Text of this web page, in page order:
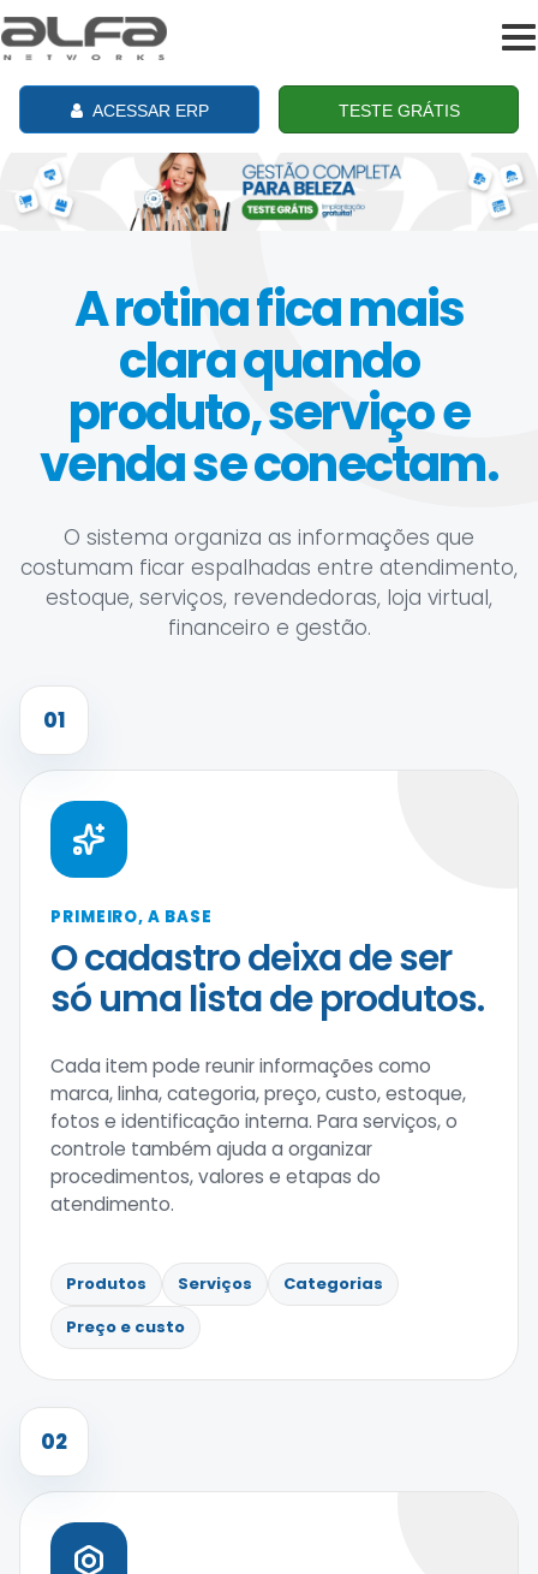
ACESSAR ERP TESTE GRÁTIS
A rotina fica mais
clara quando
produto, serviço e
venda se conectam.
O sistema organiza as informações que
costumam ficar espalhadas entre atendimento,
estoque, serviços, revendedoras, loja virtual,
financeiro e gestão.
01
PRIMEIRO, A BASE
O cadastro deixa de ser
só uma lista de produtos.
Cada item pode reunir informações como
marca, linha, categoria, preço, custo, estoque,
fotos e identificação interna. Para serviços, o
controle também ajuda a organizar
procedimentos, valores e etapas do
atendimento.
Produtos Serviços
Categorias
Preço e custo
02